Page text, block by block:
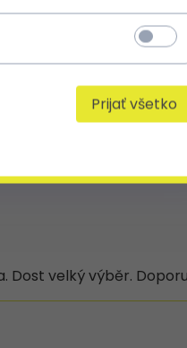
šnúrka
rukoväte alebo
Dost velký výběr.
Prijať všetko